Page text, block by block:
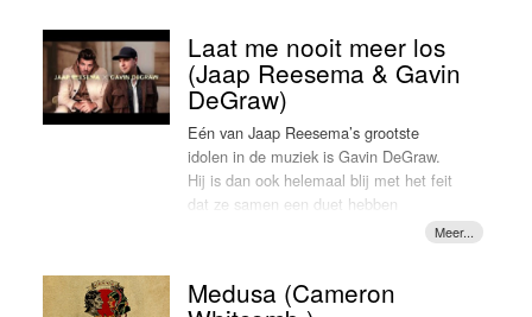
Webcam
Laat me nooit meer los
(Jaap Reesema & Gavin
DeGraw)
Eén van Jaap Reesema’s grootste
idolen in de muziek is Gavin DeGraw.
Hij is dan ook helemaal blij met het feit
dat ze samen een duet hebben
opgenomen. Het gaat om een nieuwe
Reesema’s album 'Als je voor me staat'.
Medusa (Cameron